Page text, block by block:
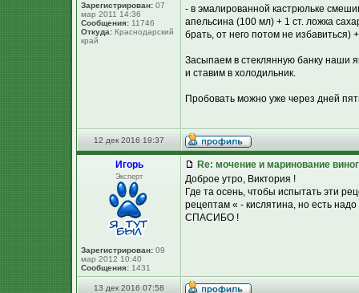
Зарегистрирован: 07
мар 2011 14:36
Сообщения: 11746
Откуда: Краснодарский
край
- в эмалированной кастрюльке
апельсина (100 мл) + 1 ст. ложка
брать, от него потом не
Засыпаем в стеклянную банку наши
и ставим в холодильник.
Пробовать можно уже через дней
12 дек 2016 19:37
Игорь
Эксперт
Зарегистрирован: 09
мар 2012 10:40
Сообщения: 1431
Re: мочение и маринование
Доброе утро, Виктория !
Где та осень, чтобы испытать эти
рецептам « - кислятина, но есть
СПАСИБО !
13 дек 2016 07:58